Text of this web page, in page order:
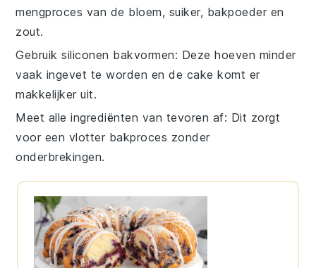
mengproces van de bloem, suiker, bakpoeder en
zout.
Gebruik siliconen bakvormen: Deze hoeven minder
vaak ingevet te worden en de cake komt er
makkelijker uit.
Meet alle ingrediënten van tevoren af: Dit zorgt
voor een vlotter bakproces zonder
onderbrekingen.